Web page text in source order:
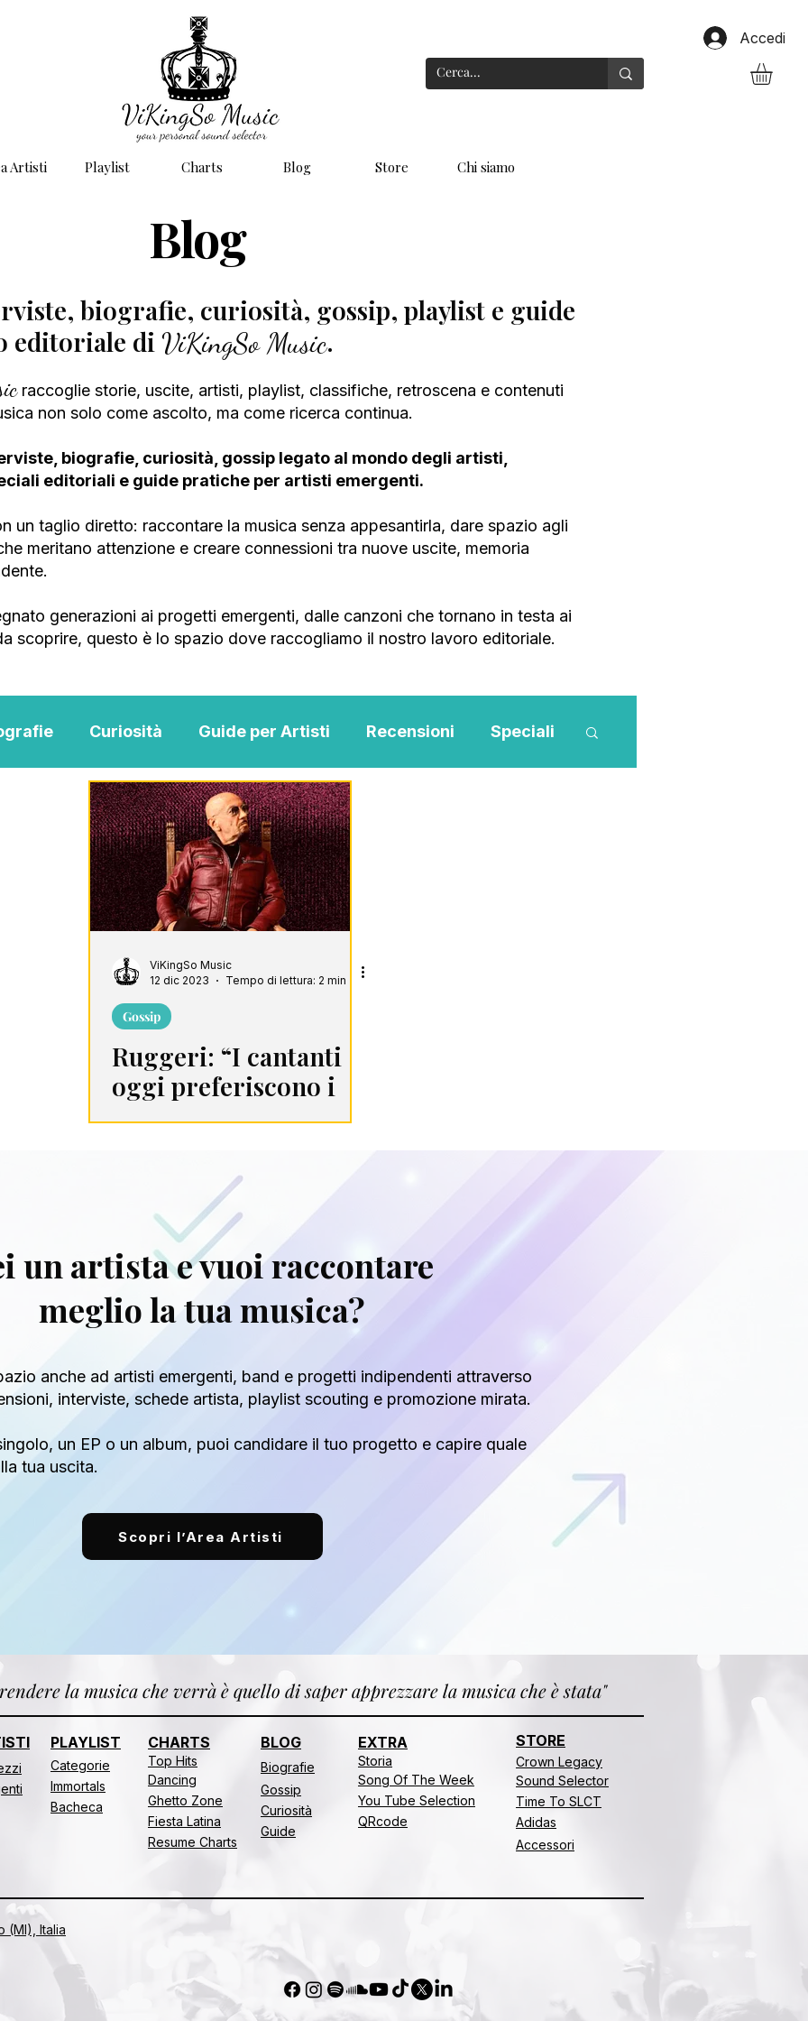
Accedi
Artisti Playlist Charts Blog Store Chi siamo
Blog
biografie, curiosità, gossip, playlist e guide
editoriale diViKingSo Music.
raccoglie storie, uscite, artisti, playlist, classifiche, retroscena e contenuti
non solo come ascolto, ma come ricerca continua.
biografie, curiosità, gossip legato al mondo degli artisti,
editoriali e guide pratiche per artisti emergenti.
un taglio diretto: raccontare la musica senza appesantirla, dare spazio agli
meritano attenzione e creare connessioni tra nuove uscite, memoria
generazioni ai progetti emergenti, dalle canzoni che tornano in testa ai
scoprire, questo è lo spazio dove raccogliamo il nostro lavoro editoriale.
Curiosità Guide per Artisti Recensioni Speciali
MENTAL BLOG MUSIC Scouting
Playlist
ViKingSo Music
12 dic 2023
Tempo di lettura: 2 min
Gossip
Ruggeri: “I cantanti
oggi preferiscono i
soldi alla qualità”
un artista e vuoi raccontare
meglio la tua musica?
anche ad artisti emergenti, band e progetti indipendenti attraverso
interviste, schede artista, playlist scouting e promozione mirata.
un EP o un album, puoi candidare il tuo progetto e capire quale
tua uscita.
Scopri l’Area Artisti
la musica che verrà è quello di saper apprezzare la musica che è stata"
PLAYLIST
Categorie
Immortals
Bacheca
CHARTS
Top Hits
Dancing
Ghetto Zone
Fiesta Latina
Resume Charts
BLOG
Biografie
Gossip
Curiosità
Guide
EXTRA
Storia
Song Of The Week
You Tube Selection
QRcode
STORE
Crown Legacy
Sound Selector
Time To SLCT
Adidas
Accessori
(MI), Italia